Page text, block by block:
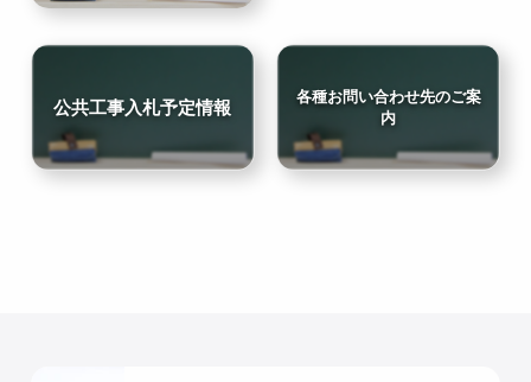
公共工事入札予定情報
各種お問い合わせ先のご案
内